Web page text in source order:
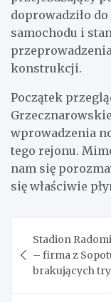
doprowadziło
samochodu i
konstrukcji.
Początek
wprowadzenia
tego rejonu.
nam się
się właściwie
wpisu
Stadion
– firma z
brakujących